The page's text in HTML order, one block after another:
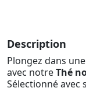
Description
Plongez dans
avec notreThé
Sélectionné avec